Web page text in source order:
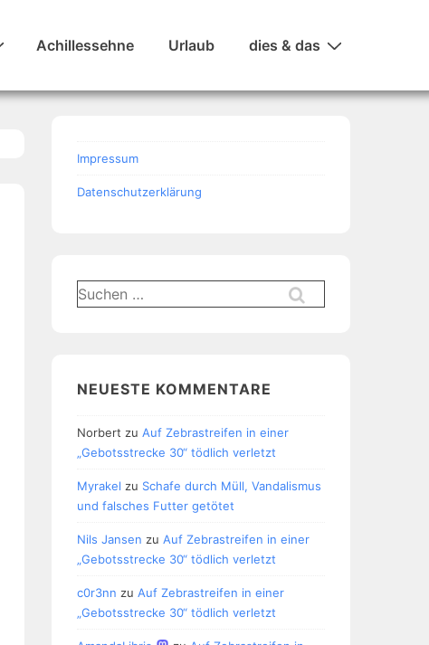
Achillessehne Urlaub dies & das
Impressum
Datenschutzerklärung
Suchen
nach:
NEUESTE KOMMENTARE
Norbert zu Auf Zebrastreifen in einer
„Gebotsstrecke 30“ tödlich verletzt
Myrakel zu Schafe durch Müll, Vandalismus
und falsches Futter getötet
Nils Jansen zu Auf Zebrastreifen in einer
„Gebotsstrecke 30“ tödlich verletzt
c0r3nn zu Auf Zebrastreifen in einer
„Gebotsstrecke 30“ tödlich verletzt